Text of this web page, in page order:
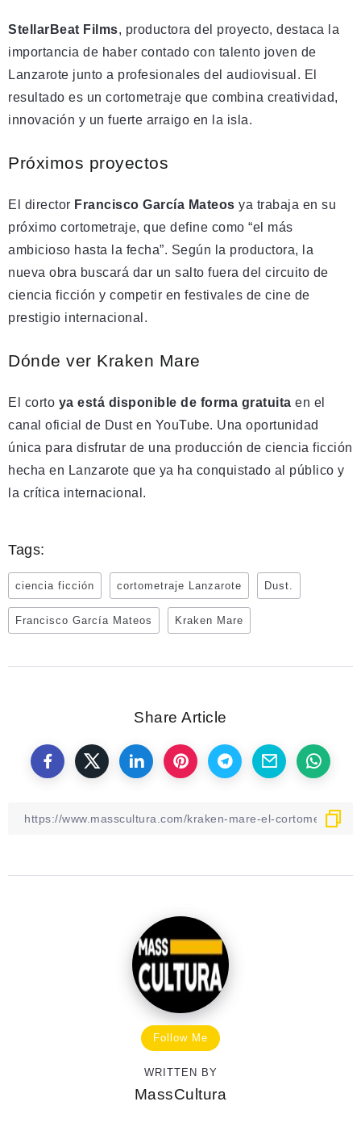
StellarBeat Films, productora del proyecto, destaca la
importancia de haber contado con talento joven de
Lanzarote junto a profesionales del audiovisual. El
resultado es un cortometraje que combina creatividad,
innovación y un fuerte arraigo en la isla.
Próximos proyectos
El director Francisco García Mateos ya trabaja en su
próximo cortometraje, que define como “el más
ambicioso hasta la fecha”. Según la productora, la
nueva obra buscará dar un salto fuera del circuito de
ciencia ficción y competir en festivales de cine de
prestigio internacional.
Dónde ver Kraken Mare
El corto ya está disponible de forma gratuita en el
canal oficial de Dust en YouTube. Una oportunidad
única para disfrutar de una producción de ciencia ficción
hecha en Lanzarote que ya ha conquistado al público y
la crítica internacional.
Tags:
ciencia ficción cortometraje Lanzarote Dust.
Francisco García Mateos Kraken Mare
Share Article
Follow Me
WRITTEN BY
MassCultura